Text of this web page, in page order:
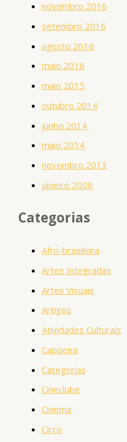
novembro 2016
setembro 2016
agosto 2016
maio 2016
maio 2015
outubro 2014
junho 2014
maio 2014
novembro 2013
janeiro 2008
Categorias
Afro-brasileira
Artes Integradas
Artes Visuais
Artigos
Atividades Culturais
Capoeira
Categorias
Cineclube
Cinema
Circo